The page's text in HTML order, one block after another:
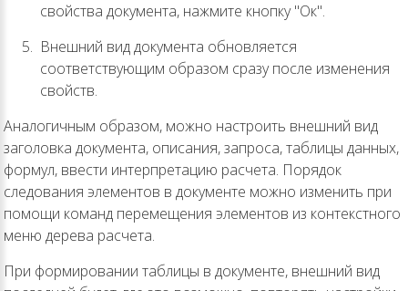
свойства документа, нажмите кнопку "Ок".
Внешний вид документа обновляется
соответствующим образом сразу после изменения
свойств.
Аналогичным образом, можно настроить внешний вид
заголовка документа, описания, запроса, таблицы данных,
формул, ввести интерпретацию расчета. Порядок
следования элементов в документе можно изменить при
помощи команд перемещения элементов из контекстного
меню дерева расчета.
При формировании таблицы в документе, внешний вид